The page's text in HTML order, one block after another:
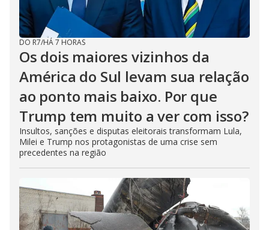
DO R7/HÁ 7 HORAS
Os dois maiores vizinhos da
América do Sul levam sua relação
ao ponto mais baixo. Por que
Trump tem muito a ver com isso?
Insultos, sanções e disputas eleitorais transformam Lula,
Milei e Trump nos protagonistas de uma crise sem
precedentes na região